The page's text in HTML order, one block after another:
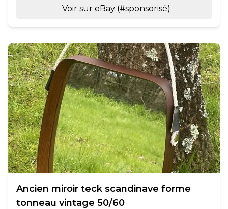
Voir sur eBay (#sponsorisé)
Ancien miroir teck scandinave forme
tonneau vintage 50/60